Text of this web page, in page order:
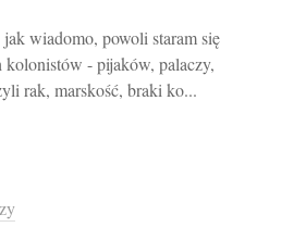
wiadomo, powoli staram się
- pijaków, palaczy,
rak, marskość, braki ko...